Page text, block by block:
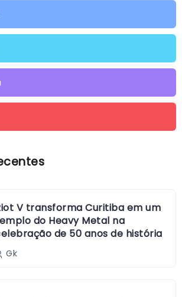
V transforma Curitiba em um
do Heavy Metal na
de 50 anos de história
Gk